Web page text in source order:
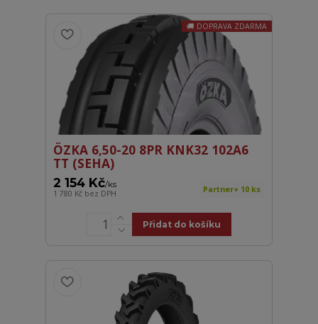
DOPRAVA ZDARMA
ÖZKA 6,50-20 8PR KNK32 102A6
TT (SEHA)
2 154 Kč/ks
1 780 Kč bez DPH Partner+ 10 ks
Přidat do košíku